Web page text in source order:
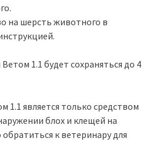
на шерсть животного в
1.1 будет сохраняться до 4
1.1 является только средством
блох и клещей на
к ветеринару для